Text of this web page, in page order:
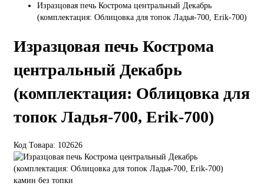
Изразцовая печь Кострома центральный Декабрь
(комплектация: Облицовка для топок Ладья-700, Erik-700)
Изразцовая печь Кострома
центральный Декабрь
(комплектация: Облицовка для
топок Ладья-700, Erik-700)
Код Товара: 102626
камин без топки